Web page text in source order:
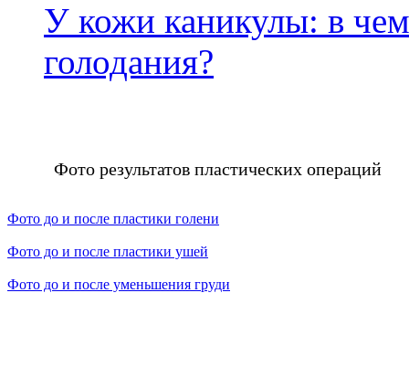
У кожи каникулы: в
голодания?
Фото результатов пластических операций
Фото до и после пластики голени
Фото до и после пластики ушей
Фото до и после уменьшения груди